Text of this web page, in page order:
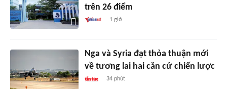
trên 26 điểm
1 giờ
Nga và Syria đạt thỏa thuận mới
về tương lai hai căn cứ chiến lược
34 phút